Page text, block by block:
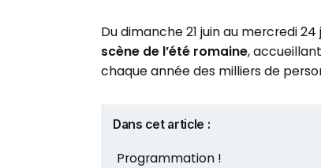
Du dimanche 21 juin au mercredi 24
scène de l’été romaine,
chaque année des milliers de
Dans cet article :
Programmation !